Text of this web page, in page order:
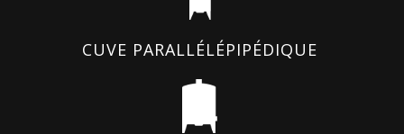
CUVE PARALLÉLÉPIPÉDIQUE